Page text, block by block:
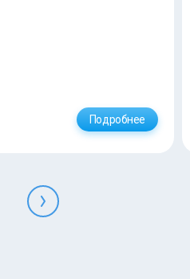
Подробнее